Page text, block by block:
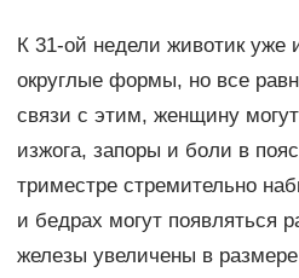
К 31-ой недели животик уже
округлые формы, но все
связи с этим, женщину
изжога, запоры и боли в
триместре стремительно
и бедрах могут появляться
железы увеличены в